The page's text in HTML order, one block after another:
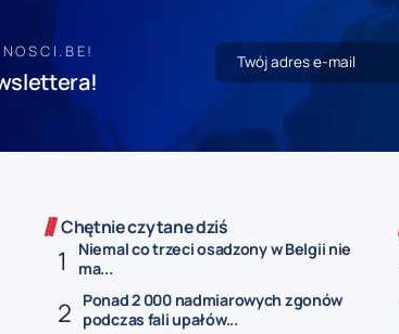
Chętnie czytane dziś
Niemal co trzeci osadzony w Belgii nie
ma...
Ponad 2 000 nadmiarowych zgonów
podczas fali upałów...